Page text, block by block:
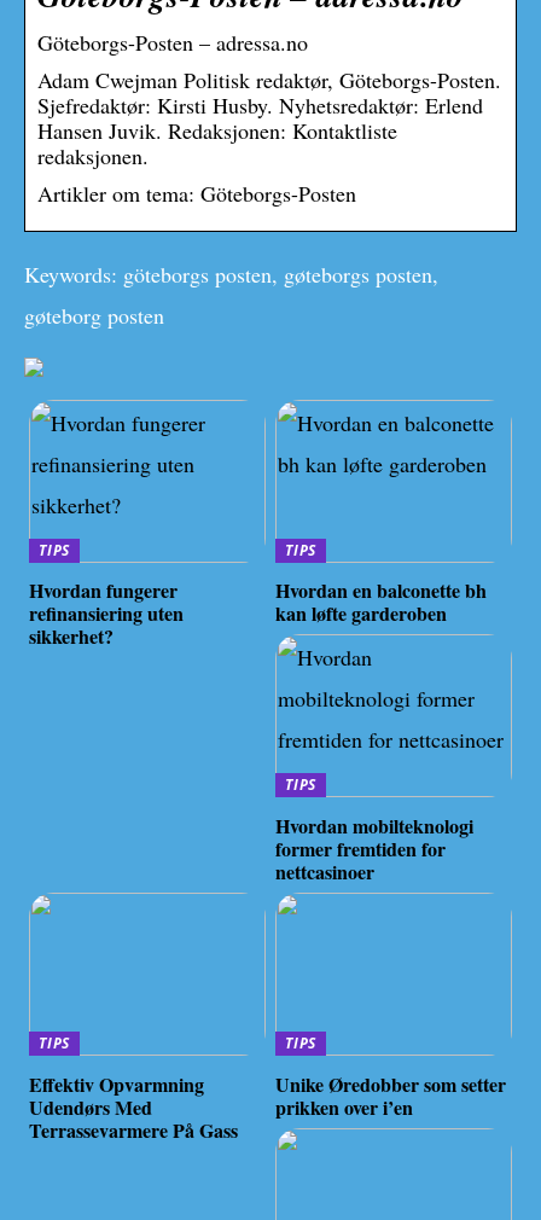
Göteborgs-Posten – adressa.no
Adam Cwejman Politisk redaktør, Göteborgs-Posten.
Sjefredaktør: Kirsti Husby. Nyhetsredaktør: Erlend
Hansen Juvik. Redaksjonen: Kontaktliste
redaksjonen.
Artikler om tema: Göteborgs-Posten
Keywords: göteborgs posten, gøteborgs posten,
gøteborg posten
TIPS
Hvordan fungerer
refinansiering uten
sikkerhet?
TIPS
Hvordan en balconette bh
kan løfte garderoben
TIPS
Hvordan mobilteknologi
former fremtiden for
nettcasinoer
TIPS
Effektiv Opvarmning
Udendørs Med
Terrassevarmere På Gass
TIPS
Unike Øredobber som setter
prikken over i’en